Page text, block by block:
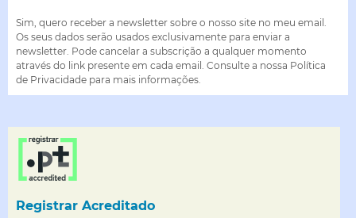
Sim, quero receber a newsletter sobre o nosso site no meu email.
Os seus dados serão usados exclusivamente para enviar a
newsletter. Pode cancelar a subscrição a qualquer momento
através do link presente em cada email. Consulte a nossa Política
de Privacidade para mais informações.
Registrar Acreditado